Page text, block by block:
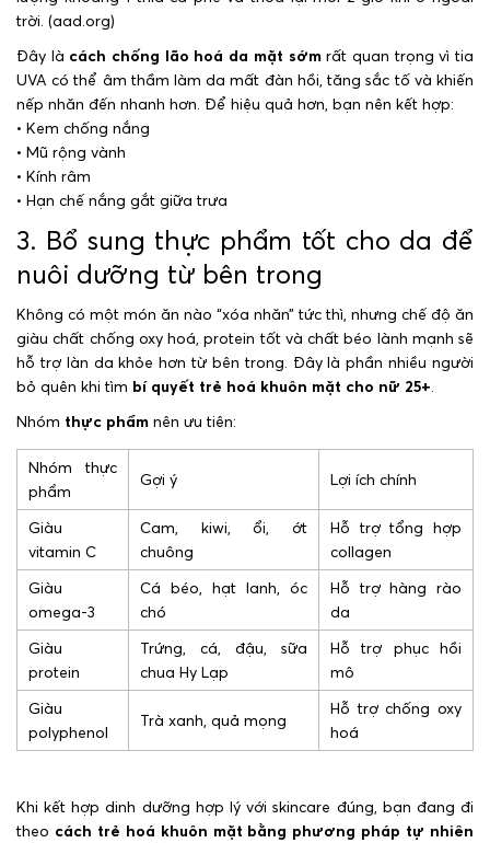
trời. (aad.org)
Đây là cách chống lão hoá da mặt sớmrất quan trọng vì tia
UVA có thể âm thầm làm da mất đàn hồi, tăng sắc tố và khiến
nếp nhăn đến nhanh hơn. Để hiệu quả hơn, bạn nên kết hợp:
• Kem chống nắng
• Mũ rộng vành
• Kính râm
• Hạn chế nắng gắt giữa trưa
3. Bổ sung thực phẩm tốt cho da để
nuôi dưỡng từ bên trong
Không có một món ăn nào “xóa nhăn” tức thì, nhưng chế độ ăn
giàu chất chống oxy hoá, protein tốt và chất béo lành mạnh sẽ
hỗ trợ làn da khỏe hơn từ bên trong. Đây là phần nhiều người
bỏ quên khi tìm bí quyết trẻ hoá khuôn mặt cho nữ 25+.
Nhóm thực phẩm nên ưu tiên:
Nhóm thực
phẩm
Gợi ý Lợi ích chính
Giàu
vitamin C
Cam, kiwi, ổi, ớt
chuông
Hỗ trợ tổng hợp
collagen
Giàu
omega-3
Cá béo, hạt lanh, óc
chó
Hỗ trợ hàng rào
da
Giàu
protein
Trứng, cá, đậu, sữa
chua Hy Lạp
Hỗ trợ phục hồi
mô
Giàu
polyphenol
Trà xanh, quả mọng
Hỗ trợ chống oxy
hoá
Khi kết hợp dinh dưỡng hợp lý với skincare đúng, bạn đang đi
theo cách trẻ hoá khuôn mặt bằng phương pháp tự nhiên